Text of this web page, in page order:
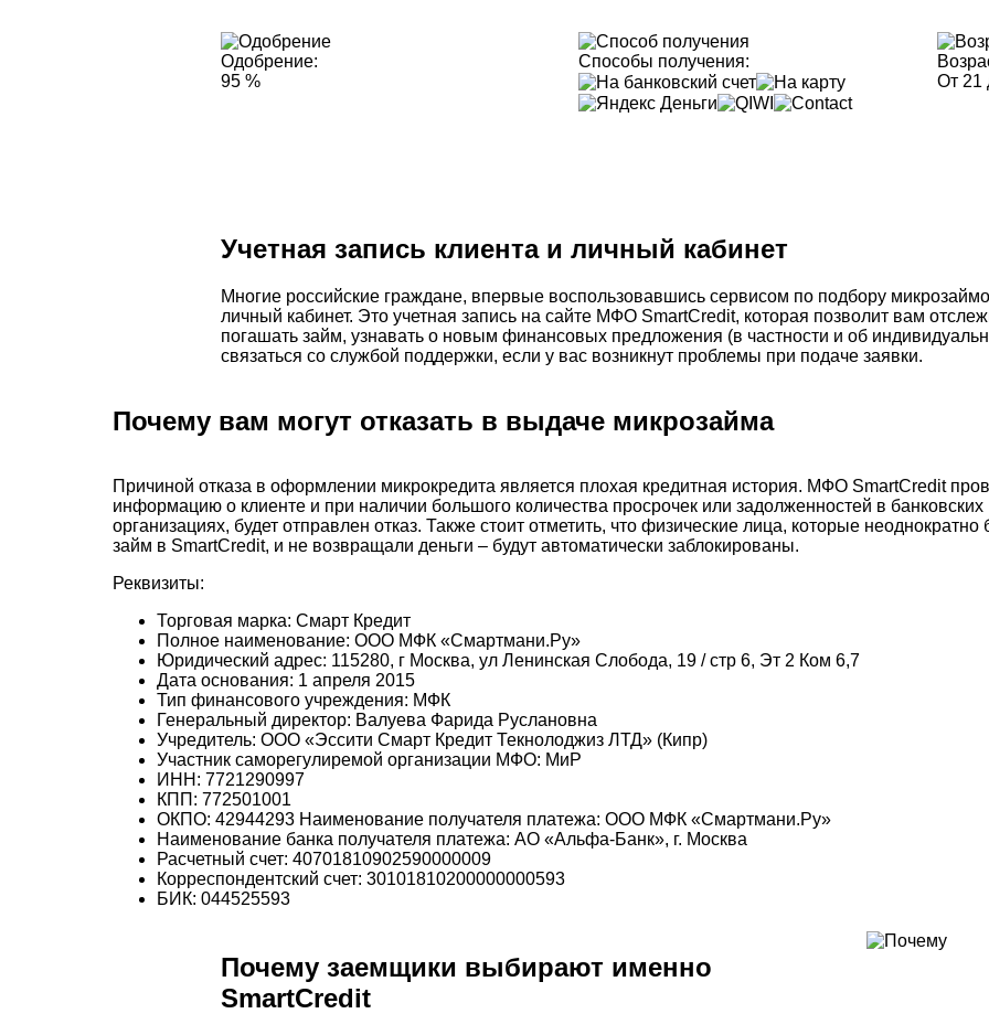
Одобрение:
95 %
Способы получения:
От 21
Учетная запись клиента и личный кабинет
Многие российские граждане, впервые воспользовавшись сервисом по подбору
личный кабинет. Это учетная запись на сайте МФО SmartCredit, которая позволит вам
погашать займ, узнавать о новым финансовых предложения (в частности и об
связаться со службой поддержки, если у вас возникнут проблемы при подаче заявки.
Почему вам могут отказать в выдаче микрозайма
Причиной отказа в оформлении микрокредита является плохая кредитная история. МФО SmartCredit
информацию о клиенте и при наличии большого количества просрочек или задолженностей в банковских
организациях, будет отправлен отказ. Также стоит отметить, что физические лица, которые неоднократно
займ в SmartCredit, и не возвращали деньги – будут автоматически заблокированы.
Реквизиты:
Торговая марка: Смарт Кредит
Полное наименование: ООО МФК «Смартмани.Ру»
Юридический адрес: 115280, г Москва, ул Ленинская Слобода, 19 / стр 6, Эт 2 Ком 6,7
Дата основания: 1 апреля 2015
Тип финансового учреждения: МФК
Генеральный директор: Валуева Фарида Руслановна
Учредитель: ООО «Эссити Смарт Кредит Текнолоджиз ЛТД» (Кипр)
Участник саморегулиремой организации МФО: МиР
ИНН: 7721290997
КПП: 772501001
ОКПО: 42944293 Наименование получателя платежа: ООО МФК «Смартмани.Ру»
Наименование банка получателя платежа: АО «Альфа-Банк», г. Москва
Расчетный счет: 40701810902590000009
Корреспондентский счет: 30101810200000000593
БИК: 044525593
Почему заемщики выбирают именно
SmartCredit